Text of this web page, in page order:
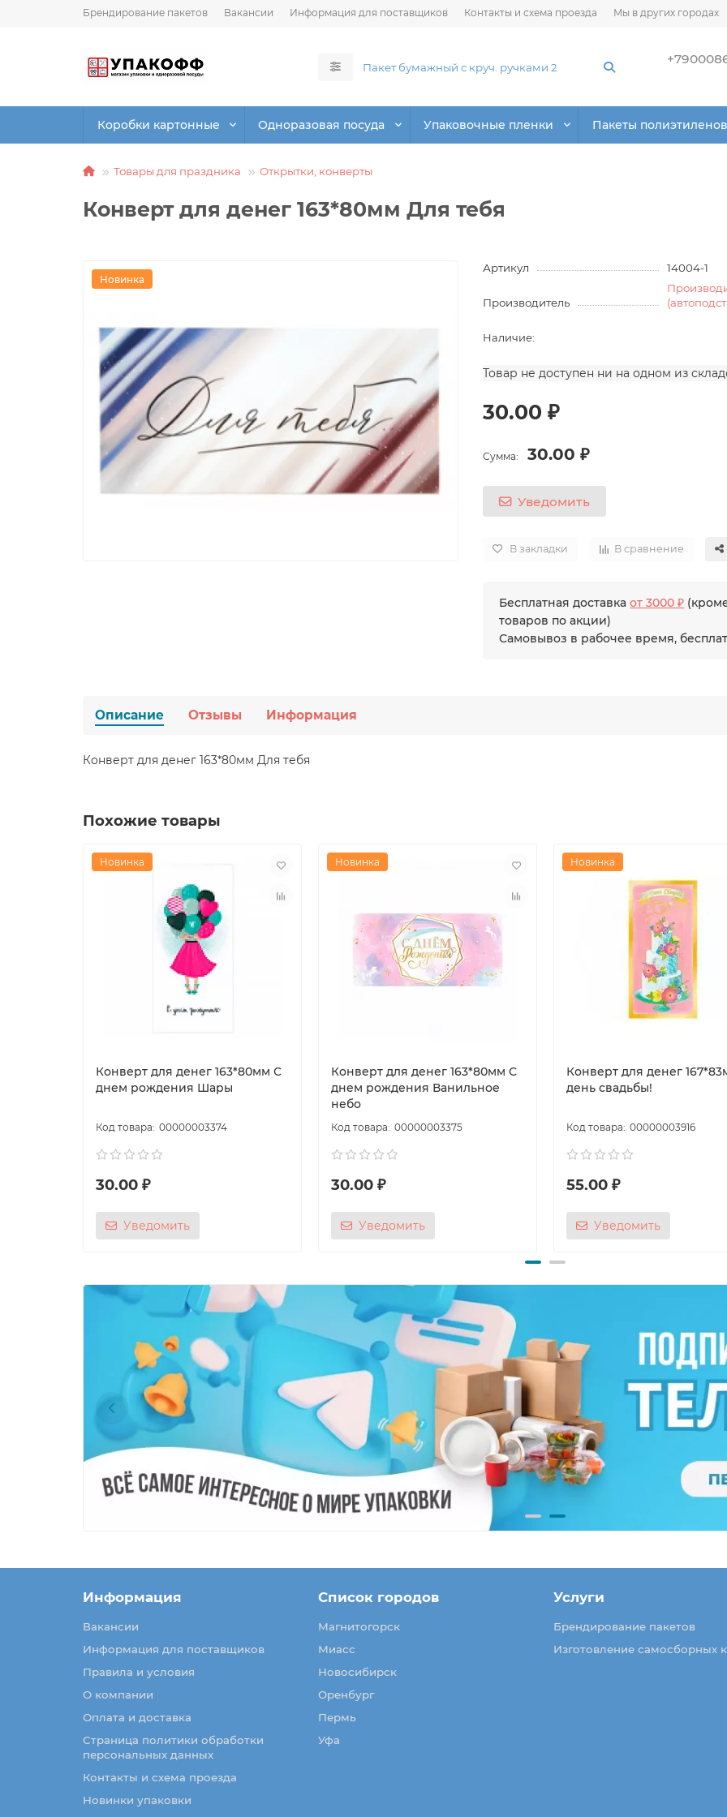
Брендирование пакетов Вакансии Информация для поставщиков Контакты и схема проезда Мы в других городах
Коробки картонные Одноразовая посуда Упаковочные пленки Пакеты
Товары для праздника Открытки, конверты
Конверт для денег 163*80мм Для тебя
Новинка
Артикул 14004-1
Производитель
Наличие:
Товар не доступен ни на одном из
30.00 ₽
Сумма: 30.00 ₽
Уведомить
В закладки В сравнение
Бесплатная доставкаот 3000 ₽
товаров по акции)
Самовывоз в рабочее время,
Описание Отзывы Информация
Конверт для денег 163*80мм Для тебя
Похожие товары
Новинка
Конверт для денег 163*80мм С
днем рождения Шары
00000003374
30.00 ₽
Уведомить
Новинка
Конверт для денег 163*80мм С
днем рождения Ванильное
небо
00000003375
30.00 ₽
Уведомить
Новинка
Конверт для денег
день свадьбы!
00000003916
55.00 ₽
Уведомить
Информация
Вакансии
Информация для поставщиков
Правила и условия
О компании
Оплата и доставка
Страница политики обработки
персональных данных
Контакты и схема проезда
Новинки упаковки
Список городов
Магнитогорск
Миасс
Новосибирск
Оренбург
Пермь
Уфа
Услуги
Брендирование пакетов
Изготовление самосборных